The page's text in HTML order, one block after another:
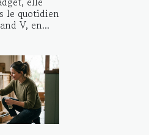
le quotidien
V, en...